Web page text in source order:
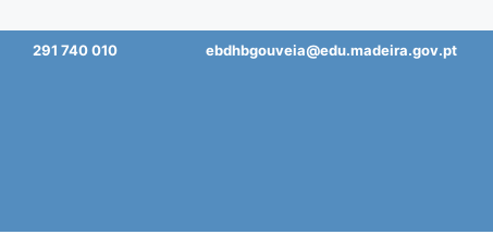
Saltar291 740 010 ebdhbgouveia@edu.madeira.gov.pt